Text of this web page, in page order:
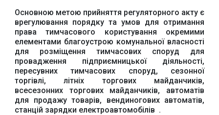
Основною метою прийняття регуляторного акту є
врегулювання порядку та умов для отримання
права тимчасового користування окремими
елементами благоустрою комунальної власності
для розміщення тимчасових споруд для
провадження підприємницької діяльності,
пересувних тимчасових споруд, сезонної
торгівлі, літніх торгових майданчиків,
всесезонних торгових майданчиків, автоматів
для продажу товарів, вендиногових автоматів,
станцій зарядки електроавтомобілів .
Урядовий портал
Київська обласна
державна адміністрація